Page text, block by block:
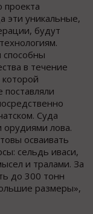
проекта
эти уникальные,
будут
способны
в течение
Суда
орудиями лова.
осваивать
сельдь иваси,
и тралами. За
до 300 тонн
размеры»,